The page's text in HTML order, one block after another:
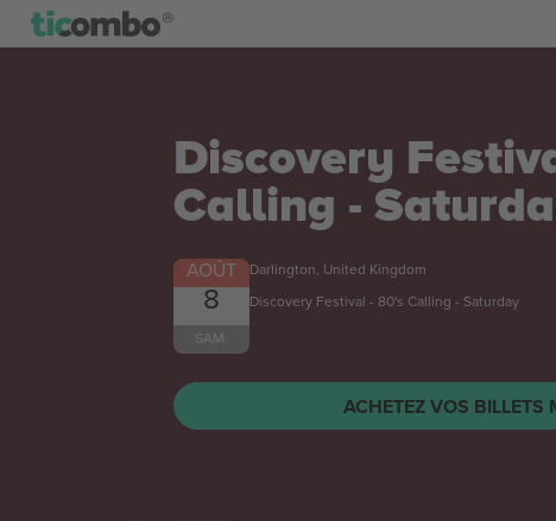
Discovery
Calling -
AOÛT
8
SAM.
Darlington, United Kingdom
Discovery Festival - 80's Calling - Saturday
ACHETEZ VOS BILLETS